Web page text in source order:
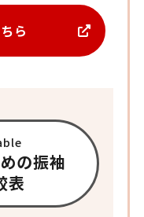
ら
の振袖
表